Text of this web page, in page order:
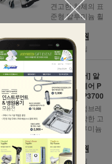
견고한 차체의 표
준형 알루미늄 휠
체어
480,000원
4,800원 적립
[대세엠케어] 알
루미늄 휠체어 P
ARTNER P3700
보호자 드럼브레
이크를 장착한 고
령자용 알루미늄
휠체어
620,000원
6,200원 적립